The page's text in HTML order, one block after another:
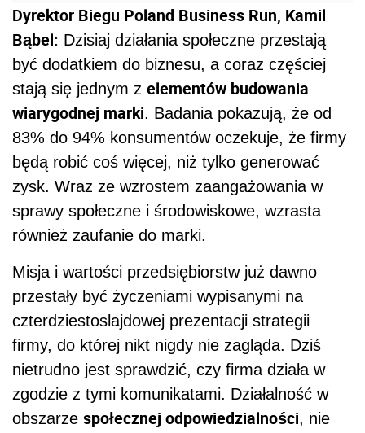
Dyrektor Biegu Poland Business Run, Kamil
Bąbel: Dzisiaj działania społeczne przestają
być dodatkiem do biznesu, a coraz częściej
stają się jednym z elementów budowania
wiarygodnej marki. Badania pokazują, że od
83% do 94% konsumentów oczekuje, że firmy
będą robić coś więcej, niż tylko generować
zysk. Wraz ze wzrostem zaangażowania w
sprawy społeczne i środowiskowe, wzrasta
również zaufanie do marki.
Misja i wartości przedsiębiorstw już dawno
przestały być życzeniami wypisanymi na
czterdziestoslajdowej prezentacji strategii
firmy, do której nikt nigdy nie zagląda. Dziś
nietrudno jest sprawdzić, czy firma działa w
zgodzie z tymi komunikatami. Działalność w
obszarze społecznej odpowiedzialności, nie